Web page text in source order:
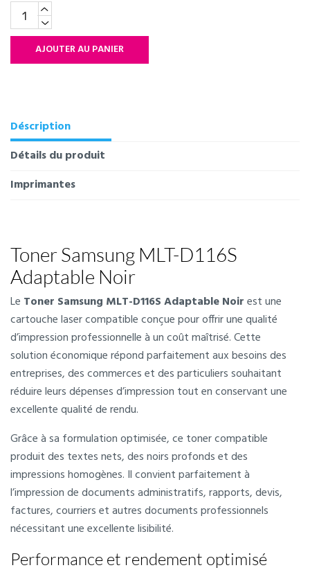
AJOUTER AU PANIER
Déscription
Détails du produit
Imprimantes
Toner Samsung MLT-D116S
Adaptable Noir
Le Toner Samsung MLT-D116S Adaptable Noirest une
cartouche laser compatible conçue pour offrir une qualité
d’impression professionnelle à un coût maîtrisé. Cette
solution économique répond parfaitement aux besoins des
entreprises, des commerces et des particuliers souhaitant
réduire leurs dépenses d’impression tout en conservant une
excellente qualité de rendu.
Grâce à sa formulation optimisée, ce toner compatible
produit des textes nets, des noirs profonds et des
impressions homogènes. Il convient parfaitement à
l’impression de documents administratifs, rapports, devis,
factures, courriers et autres documents professionnels
nécessitant une excellente lisibilité.
Performance et rendement optimisé